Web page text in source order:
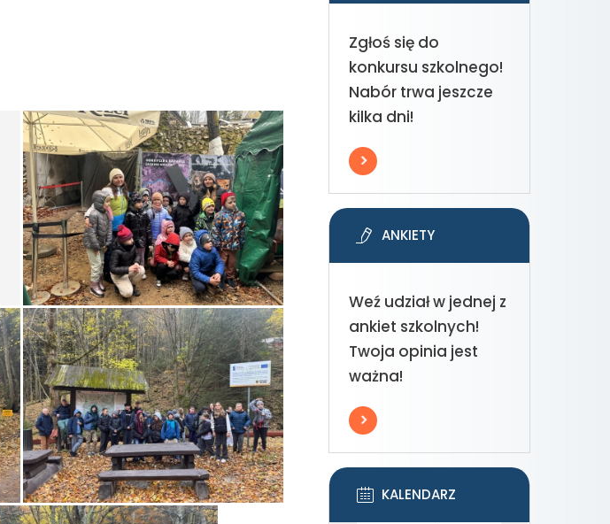
Zgłoś się do
konkursu szkolnego!
Nabór trwa jeszcze
kilka dni!
ANKIETY
Weź udział w jednej z
ankiet szkolnych!
Twoja opinia jest
ważna!
KALENDARZ